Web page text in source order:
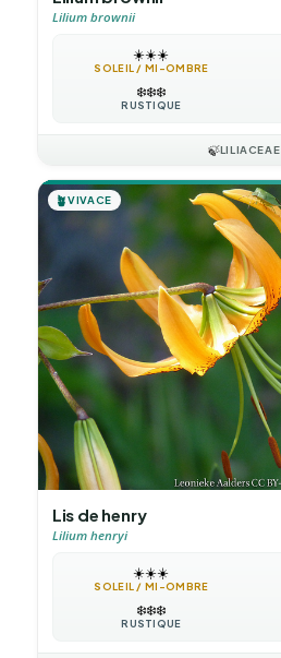
Lilium brownii
☀️☀️☀️
SOLEIL / MI-OMBRE
❄️❄️❄️
RUSTIQUE
🍃LILIACEAE
🪴VIVACE
Lis de henry
Lilium henryi
☀️☀️☀️
SOLEIL / MI-OMBRE
❄️❄️❄️
RUSTIQUE